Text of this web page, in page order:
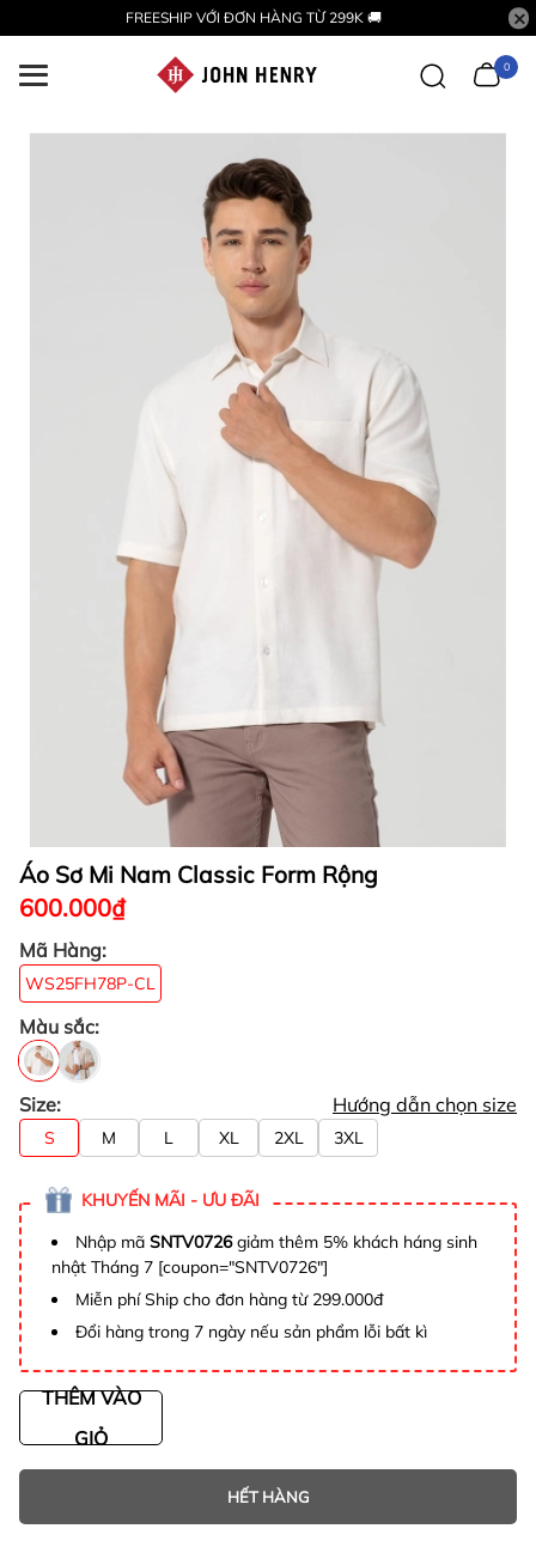
FREESHIP VỚI ĐƠN HÀNG TỪ 299K 🚚
0
Áo Sơ Mi Nam Classic Form Rộng
600.000₫
Mã Hàng:
WS25FH78P-CL
Màu sắc:
Size: Hướng dẫn chọn size
S M L XL 2XL 3XL
KHUYẾN MÃI - ƯU ĐÃI
Nhập mã SNTV0726giảm thêm 5% khách háng sinh
nhật Tháng 7 [coupon="SNTV0726"]
Miễn phí Ship cho đơn hàng từ 299.000đ
Đổi hàng trong 7 ngày nếu sản phẩm lỗi bất kì
THÊM VÀO
GIỎ
HẾT HÀNG